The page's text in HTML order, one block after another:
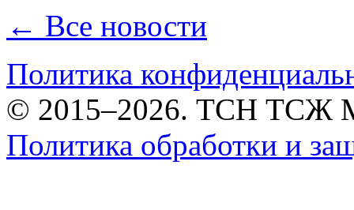
← Все новости
Политика
© 2015–2026. ТСН ТСЖ
Политика обработки и